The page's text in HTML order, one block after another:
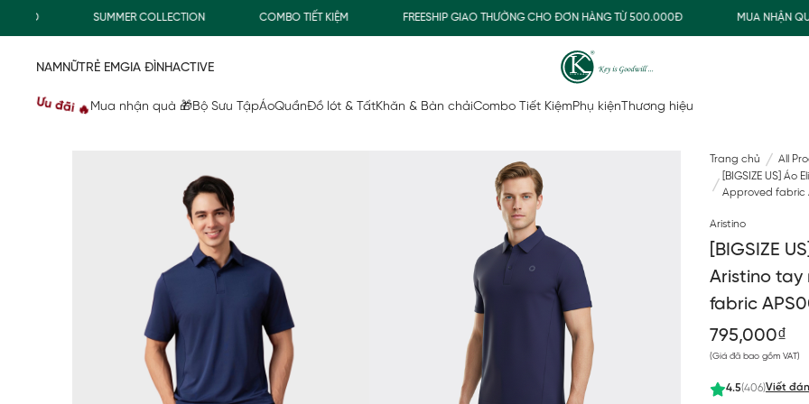
SUMMER COLLECTION COMBO TIẾT KIỆM FREESHIP GIAO THƯỜNG CHO ĐƠN HÀNG TỪ 500.000Đ MUA NHẬN QUÀ
NAMNỮTRẺ EMGIA ĐÌNHACTIVE
Ưu đãi 🔥 Mua nhận quà 🎁Bộ Sưu TậpÁoQuầnĐồ lót & TấtKhăn & Bàn chảiCombo Tiết KiệmPhụ kiện Thương hiệu
Trang chủ
All
[BIGSIZE US]
Approved fabric
Aristino
[BIGSIZE
Aristino tay
fabric
795,000₫
(Giá đã bao gồm VAT)
4.5(406)Viết